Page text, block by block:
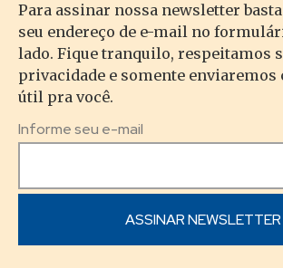
Para assinar nossa newsletter
seu endereço de e-mail no
lado. Fique tranquilo, respeitamos
privacidade e somente enviaremos
útil pra você.
Informe seu e-mail